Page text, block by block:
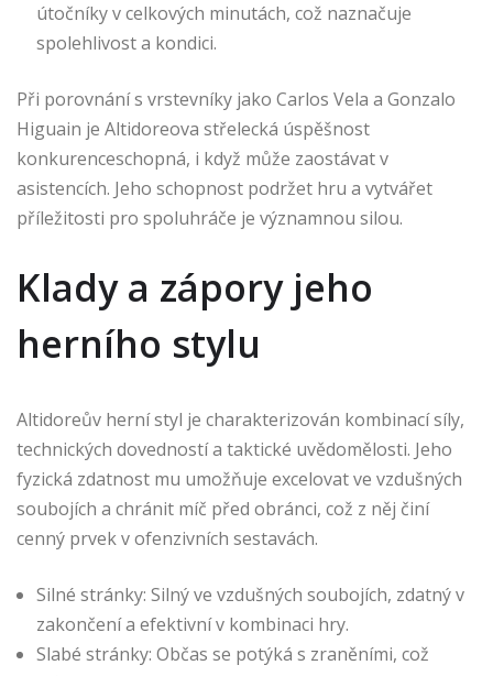
útočníky v celkových minutách, což naznačuje
spolehlivost a kondici.
Při porovnání s vrstevníky jako Carlos Vela a Gonzalo
Higuain je Altidoreova střelecká úspěšnost
konkurenceschopná, i když může zaostávat v
asistencích. Jeho schopnost podržet hru a vytvářet
příležitosti pro spoluhráče je významnou silou.
Klady a zápory jeho
herního stylu
Altidoreův herní styl je charakterizován kombinací síly,
technických dovedností a taktické uvědomělosti. Jeho
fyzická zdatnost mu umožňuje excelovat ve vzdušných
soubojích a chránit míč před obránci, což z něj činí
cenný prvek v ofenzivních sestavách.
Silné stránky: Silný ve vzdušných soubojích, zdatný v
zakončení a efektivní v kombinaci hry.
Slabé stránky: Občas se potýká s zraněními, což